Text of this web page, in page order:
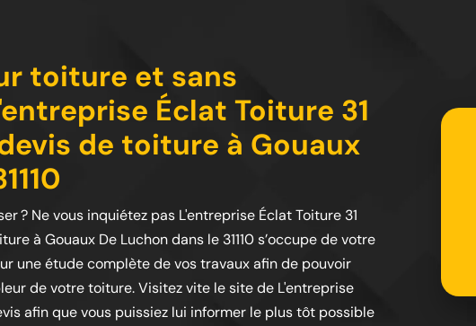
toiture et sans
Éclat Toiture 31
de toiture à Gouaux
? Ne vous inquiétez pas L'entreprise Éclat Toiture 31
à Gouaux De Luchon dans le 31110 s’occupe de votre
une étude complète de vos travaux afin de pouvoir
de votre toiture. Visitez vite le site de L'entreprise
afin que vous puissiez lui informer le plus tôt possible